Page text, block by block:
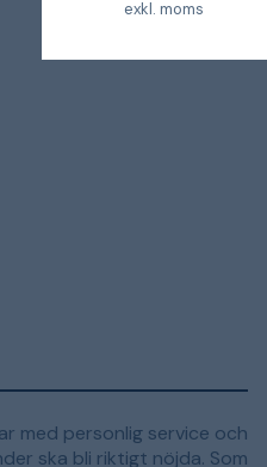
exkl. moms
med personlig service och
ska bli riktigt nöjda. Som